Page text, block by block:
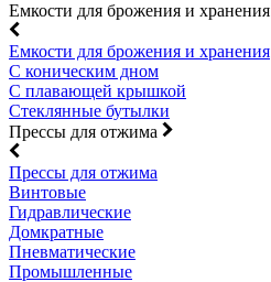
Емкости для брожения и хранения
Емкости для брожения и хранения
С коническим дном
С плавающей крышкой
Стеклянные бутылки
Прессы для отжима
Прессы для отжима
Винтовые
Гидравлические
Домкратные
Пневматические
Промышленные